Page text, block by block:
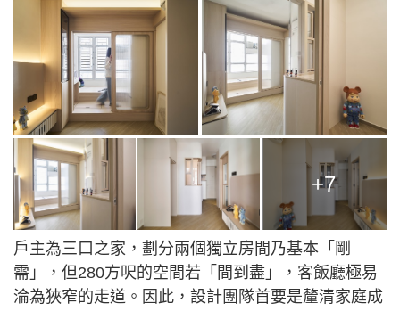
+7
戶主為三口之家，劃分兩個獨立房間乃基本「剛
需」，但280方呎的空間若「間到盡」，客飯廳極易
淪為狹窄的走道。因此，設計團隊首要是釐清家庭成